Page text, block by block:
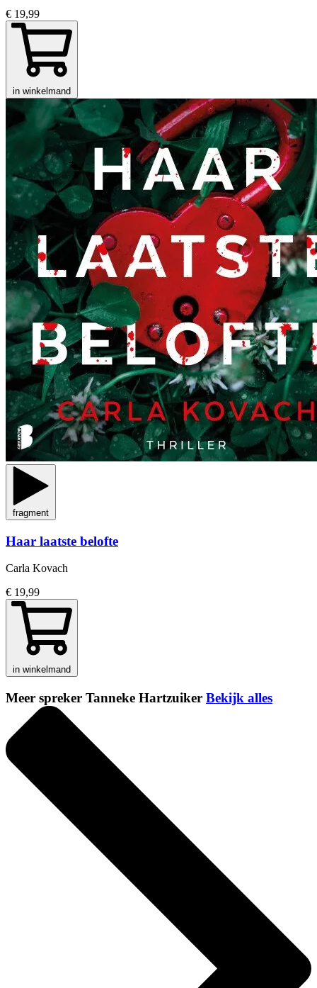
€ 19,99
in winkelmand
fragment
Haar laatste belofte
Carla Kovach
€ 19,99
in winkelmand
Meer spreker Tanneke Hartzuiker Bekijk alles